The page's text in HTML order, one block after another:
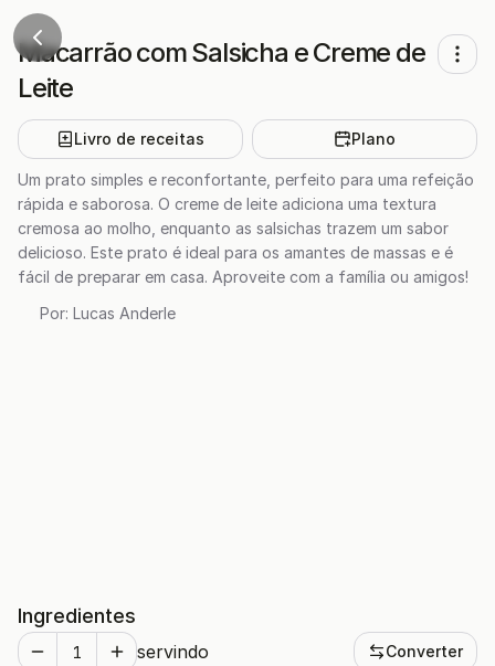
Macarrão com Salsicha e Creme de
Leite
Livro de receitas Plano
Um prato simples e reconfortante, perfeito para uma refeição
rápida e saborosa. O creme de leite adiciona uma textura
cremosa ao molho, enquanto as salsichas trazem um sabor
delicioso. Este prato é ideal para os amantes de massas e é
fácil de preparar em casa. Aproveite com a família ou amigos!
Por: Lucas Anderle
Ingredientes
servindo Converter